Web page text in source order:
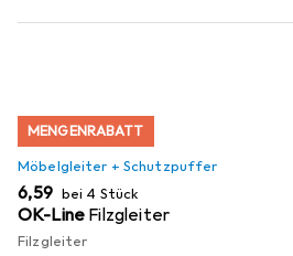
MENGENRABATT
Möbelgleiter + Schutzpuffer
EUR
6,59 bei 4 Stück
OK-Line Filzgleiter
Filzgleiter